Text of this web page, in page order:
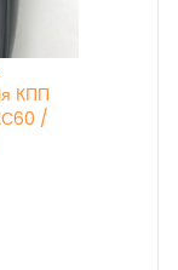
КПП
/